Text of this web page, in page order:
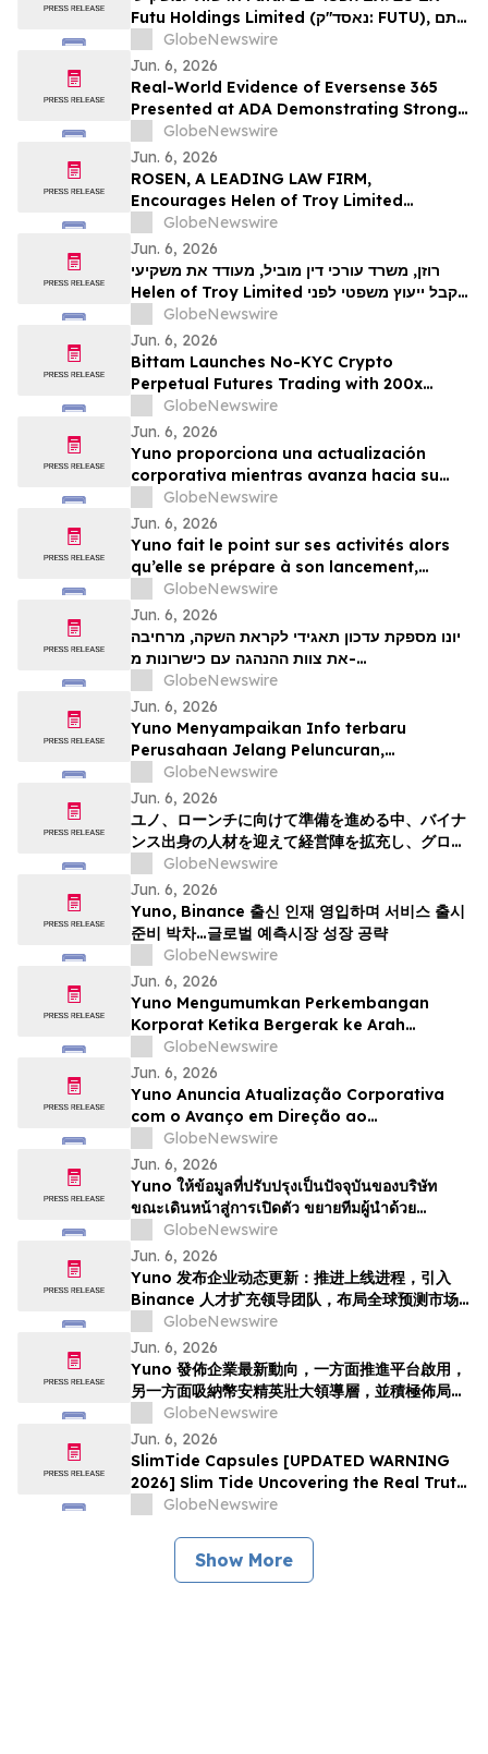
Futu Holdings Limited (נאסד"ק: FUTU), אתם
מוזמנים ליצור קשר עם משרד רוזן עורכי דין בנוגע
לזכויותיכם.
GlobeNewswire
Jun. 6, 2026
Real-World Evidence of Eversense 365
Presented at ADA Demonstrating Strong
Performance and Patient Impact in Both
Open and Closed Loop Systems
GlobeNewswire
Jun. 6, 2026
ROSEN, A LEADING LAW FIRM,
Encourages Helen of Troy Limited
Investors to Secure Counsel Before
Important Deadline in Securities Class
Action – HELE
GlobeNewswire
Jun. 6, 2026
רוזן, משרד עורכי דין מוביל, מעודד את משקיעי
Helen of Troy Limited לקבל ייעוץ משפטי לפני
המועד האחרון החשוב בתביעה ייצוגית בניירות
ערך – HELE
GlobeNewswire
Jun. 6, 2026
Bittam Launches No-KYC Crypto
Perpetual Futures Trading with 200x
Leverage and ＄100 Deposit Bonus
GlobeNewswire
Jun. 6, 2026
Yuno proporciona una actualización
corporativa mientras avanza hacia su
lanzamiento, amplía su equipo directivo
con talento proveniente de Binance y se
posiciona para el crecimiento global de
los mercados de predicción
GlobeNewswire
Jun. 6, 2026
Yuno fait le point sur ses activités alors
qu’elle se prépare à son lancement,
enrichit son équipe de direction de
talents issus de Binance et se positionne
pour tirer parti de l’essor mondial du
marché prédictifs
GlobeNewswire
Jun. 6, 2026
יונו מספקת עדכון תאגידי לקראת השקה, מרחיבה
את צוות ההנהגה עם כישרונות מ-
Binanceוממקמת עמדות לצמיחת שוק חיזוי עולמי
GlobeNewswire
Jun. 6, 2026
Yuno Menyampaikan Info terbaru
Perusahaan Jelang Peluncuran,
Memperluas Tim Pemimpin dengan
Talenta dari Binance, dan Bersiap
Mendorong Pertumbuhan Pasar Prediksi
Global
GlobeNewswire
Jun. 6, 2026
ユノ、ローンチに向けて準備を進める中、バイナ
ンス出身の人材を迎えて経営陣を拡充し、グロー
バルな予測市場の成長に向けた体制を整える
GlobeNewswire
Jun. 6, 2026
Yuno, Binance 출신 인재 영입하며 서비스 출시
준비 박차…글로벌 예측시장 성장 공략
GlobeNewswire
Jun. 6, 2026
Yuno Mengumumkan Perkembangan
Korporat Ketika Bergerak ke Arah
Pelancaran, Memperkukuhkan Pasukan
Kepimpinan dengan Bakat dari Binance
dan Bersedia untuk Pertumbuhan
Pasaran Ramalan Global
GlobeNewswire
Jun. 6, 2026
Yuno Anuncia Atualização Corporativa
com o Avanço em Direção ao
Lançamento, Expande a Equipe de
Liderança com Talentos da Binance, e Se
Posiciona para o Crescimento do
Mercado Global de Previsões
GlobeNewswire
Jun. 6, 2026
Yuno ให้ข้อมูลที่ปรับปรุงเป็นปัจจุบันของบริษัท
ขณะเดินหน้าสู่การเปิดตัว ขยายทีมผู้นำด้วย
บุคลากรที่มีความสามารถจาก Binance และวาง
ตำแหน่งเพื่อรองรับการเติบโตของตลาดการคาดกา
รณ์ทั่วโล…
GlobeNewswire
Jun. 6, 2026
Yuno 发布企业动态更新：推进上线进程，引入
Binance 人才扩充领导团队，布局全球预测市场
GlobeNewswire
Jun. 6, 2026
Yuno 發佈企業最新動向，一方面推進平台啟用，
另一方面吸納幣安精英壯大領導層，並積極佈局全
球預測市場增長
GlobeNewswire
Jun. 6, 2026
SlimTide Capsules [UPDATED WARNING
2026] Slim Tide Uncovering the Real Truth
Behind the Trending Weight Loss
GlobeNewswire
Show More